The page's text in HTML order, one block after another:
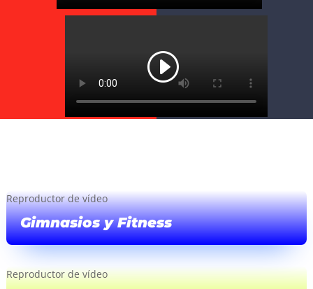
Reproductor de vídeo
Gimnasios y Fitness
Reproductor de vídeo